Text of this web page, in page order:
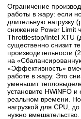
Ограничение
работы в жару: если
длительную нагрузку
снижение Power Limit
Throttlestop/Intel XTU
существенно снизит
производительности
на
«Эффективность»
работе в жару. Это
уменьшит
установите HWiNFO
реальном времени.
нагрузкой для CPU,
нужно вмешательство.